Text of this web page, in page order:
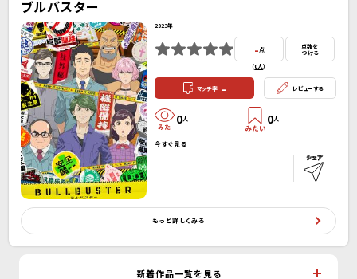
ブルバスター
2023年
- 点
(0人）
点数を
つける
マッチ率 - レビューする
0人 0人
今すぐ見る
もっと詳しくみる
新着作品一覧を見る